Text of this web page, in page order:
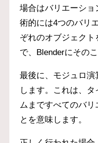
場合はバリエーシ
術的には4つのバリ
ぞれのオブジェクト
で、Blenderにその
最後に、モジュロ演
します。これは、
ムまですべてのバ
とを意味します。